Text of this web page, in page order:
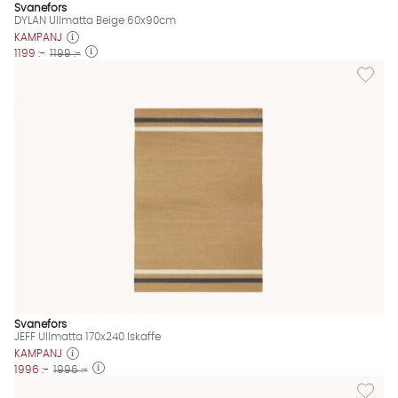
Svanefors
DYLAN Ullmatta Beige 60x90cm
KAMPANJ
1199 :- 1199 :-
Lägg
Svanefors
JEFF Ullmatta 170x240 Iskaffe
KAMPANJ
1996 :- 1996 :-
Lägg